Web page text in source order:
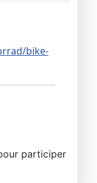
bike-
participer